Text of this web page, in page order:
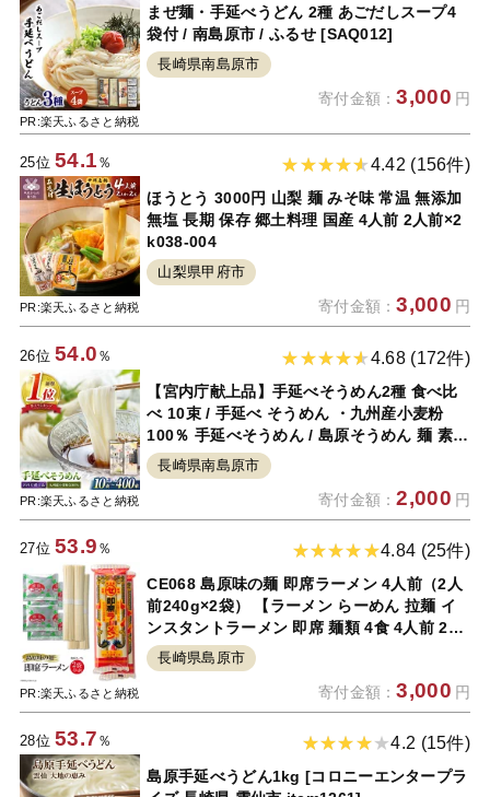
PR:楽天ふるさと納税
まぜ麺・手延べうどん 2種 あごだしスープ4
袋付 / 南島原市 / ふるせ [SAQ012]
長崎県南島原市
寄付金額：3,000 円
25位54.1 ％
PR:楽天ふるさと納税
4.42 (156件)
ほうとう 3000円 山梨 麺 みそ味 常温 無添加
無塩 長期 保存 郷土料理 国産 4人前 2人前×2
k038-004
山梨県甲府市
寄付金額：3,000 円
26位54.0 ％
PR:楽天ふるさと納税
4.68 (172件)
【宮内庁献上品】手延べそうめん2種 食べ比
べ 10束 / 手延べ そうめん ・九州産小麦粉
100％ 手延べそうめん / 島原そうめん 麺 素麺
詰め合わせ / 南島原市 / 川上製麺 [SCM040]
長崎県南島原市
寄付金額：2,000 円
27位53.9 ％
PR:楽天ふるさと納税
4.84 (25件)
CE068 島原味の麺 即席ラーメン 4人前（2人
前240g×2袋） 【ラーメン らーめん 拉麺 イ
ンスタントラーメン 即席 麺類 4食 4人前 2袋
おすすめ 九州 長崎県 島原市】
長崎県島原市
寄付金額：3,000 円
28位53.7 ％ 4.2 (15件)
島原手延べうどん1kg [コロニーエンタープラ